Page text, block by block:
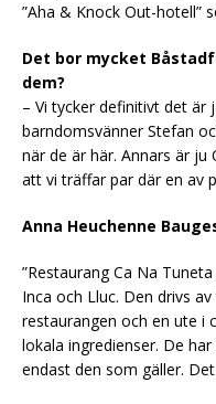
”Aha & Knock Out-hotell”
Det bor mycket
dem?
– Vi tycker definitivt det är
barndomsvänner Stefan
när de är här. Annars är ju
att vi träffar par där en av
Anna Heuchenne
”Restaurang Ca Na
Inca och Lluc. Den drivs
restaurangen och en ute i
lokala ingredienser. De
endast den som gäller.